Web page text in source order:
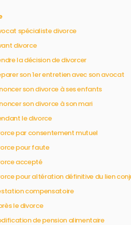
spécialiste divorce
divorce
la décision de divorcer
son 1er entretien avec son avocat
son divorce à ses enfants
son divorce à son mari
le divorce
par consentement mutuel
pour faute
accepté
pour altération définitive du lien
compensatoire
le divorce
de pension alimentaire